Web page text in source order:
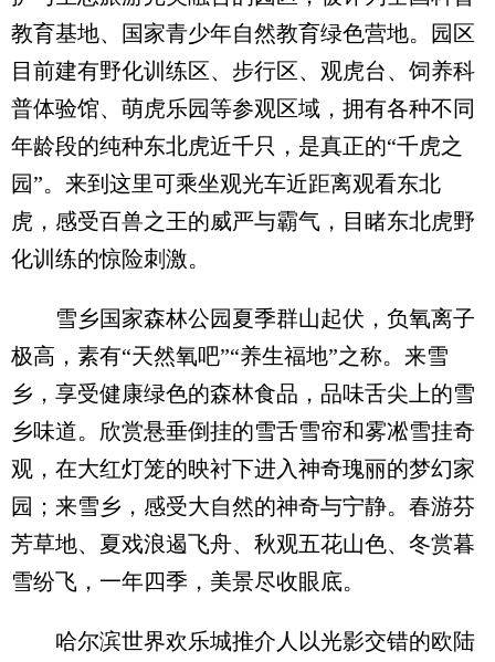
教育基地、国家青少年自然教育绿色营地。园区
目前建有野化训练区、步行区、观虎台、饲养科
普体验馆、萌虎乐园等参观区域，拥有各种不同
年龄段的纯种东北虎近千只，是真正的“千虎之
园”。来到这里可乘坐观光车近距离观看东北
虎，感受百兽之王的威严与霸气，目睹东北虎野
化训练的惊险刺激。
雪乡国家森林公园夏季群山起伏，负氧离子
极高，素有“天然氧吧”“养生福地”之称。来雪
乡，享受健康绿色的森林食品，品味舌尖上的雪
乡味道。欣赏悬垂倒挂的雪舌雪帘和雾凇雪挂奇
观，在大红灯笼的映衬下进入神奇瑰丽的梦幻家
园；来雪乡，感受大自然的神奇与宁静。春游芬
芳草地、夏戏浪遏飞舟、秋观五花山色、冬赏暮
雪纷飞，一年四季，美景尽收眼底。
哈尔滨世界欢乐城推介人以光影交错的欧陆